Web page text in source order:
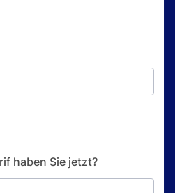
haben Sie jetzt?